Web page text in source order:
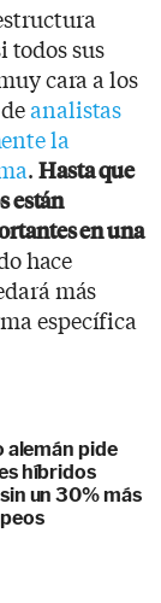
todos sus
cara a los
analistas
la
.Hasta que
están
en una
hace
más
específica
alemán pide
híbridos
un 30% más